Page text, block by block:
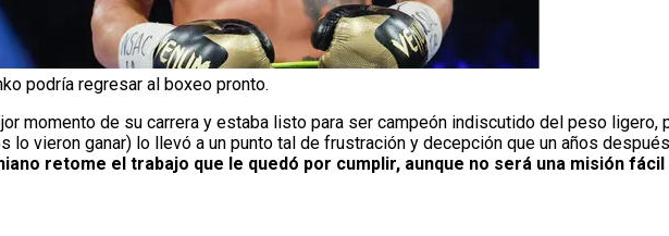
podría regresar al boxeo pronto.
momento de su carrera y estaba listo para ser campeón indiscutido del peso ligero,
lo vieron ganar) lo llevó a un punto tal de frustración y decepción que un años
retome el trabajo que le quedó por cumplir, aunque no será una misión